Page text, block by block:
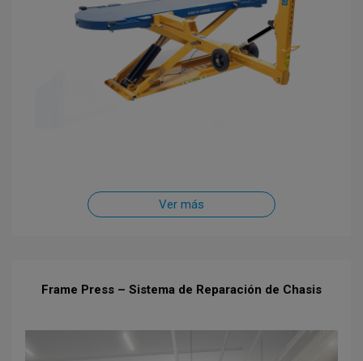
Ver más
Frame Press – Sistema de Reparación de Chasis